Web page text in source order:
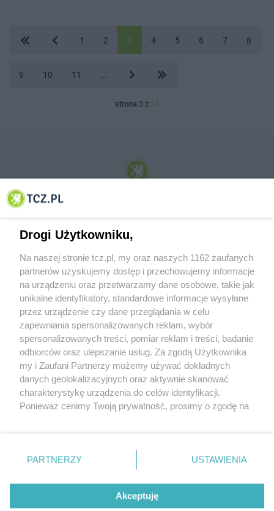
1 2 3 4 5 6 7 8
9 10 11
strona 3 z 54
© 2001-2026 Tczew - TCZ.PL Sp. z o.o. Internetowy Serwis Informacyjny Miasta
O FIRMIE POLITYKA PRYWATNOŚCI HOSTING
REKLAMA WSPÓŁPRACA RSS FACEBOOK KONTAKT
Nasze serwisy
Aktualności
Tcz24
Historia miasta
Muzyka i kultura
Archiwum wydarzeń
Zdjęcia miasta
Drogi Użytkowniku,
Na naszej stronie tcz.pl, my oraz naszych 1162 zaufanych
partnerów uzyskujemy dostęp i przechowujemy informacje
na urządzeniu oraz przetwarzamy dane osobowe, takie jak
unikalne identyfikatory, standardowe informacje wysyłane
przez urządzenie czy dane przeglądania w celu
zapewniania spersonalizowanych reklam, wybór
spersonalizowanych treści, pomiar reklam i treści, badanie
odbiorców oraz ulepszanie usług. Za zgodą Użytkownika
my i Zaufani Partnerzy możemy używać dokładnych
danych geolokalizacyjnych oraz aktywnie skanować
charakterystykę urządzenia do celów identyfikacji.
Ponieważ cenimy Twoją prywatność, prosimy o zgodę na
znajdujący się w lewym dolnym rogu strony
. Niektóre
przetwarzaniu. Preferencje będą miały zastosowania tylko
PARTNERZY USTAWIENIA
Akceptuję